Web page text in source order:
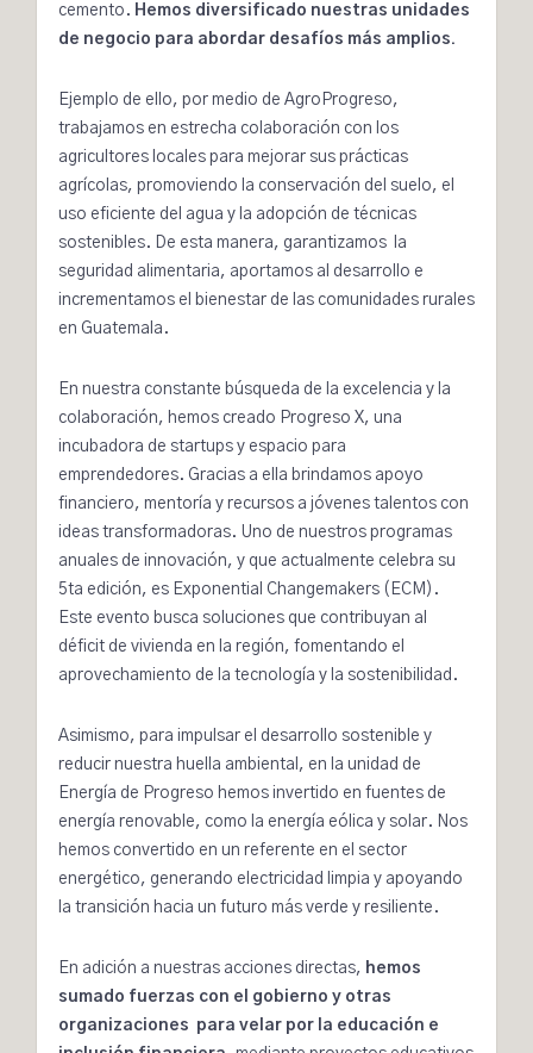
cemento. Hemos diversificado nuestras unidades
de negocio para abordar desafíos más amplios.
Ejemplo de ello, por medio de AgroProgreso,
trabajamos en estrecha colaboración con los
agricultores locales para mejorar sus prácticas
agrícolas, promoviendo la conservación del suelo, el
uso eficiente del agua y la adopción de técnicas
sostenibles. De esta manera, garantizamos la
seguridad alimentaria, aportamos al desarrollo e
incrementamos el bienestar de las comunidades rurales
en Guatemala.
En nuestra constante búsqueda de la excelencia y la
colaboración, hemos creado Progreso X, una
incubadora de startups y espacio para
emprendedores. Gracias a ella brindamos apoyo
financiero, mentoría y recursos a jóvenes talentos con
ideas transformadoras. Uno de nuestros programas
anuales de innovación, y que actualmente celebra su
5ta edición, es Exponential Changemakers (ECM).
Este evento busca soluciones que contribuyan al
déficit de vivienda en la región, fomentando el
aprovechamiento de la tecnología y la sostenibilidad.
Asimismo, para impulsar el desarrollo sostenible y
reducir nuestra huella ambiental, en la unidad de
Energía de Progreso hemos invertido en fuentes de
energía renovable, como la energía eólica y solar. Nos
hemos convertido en un referente en el sector
energético, generando electricidad limpia y apoyando
la transición hacia un futuro más verde y resiliente.
En adición a nuestras acciones directas, hemos
sumado fuerzas con el gobierno y otras
organizaciones para velar por la educación e